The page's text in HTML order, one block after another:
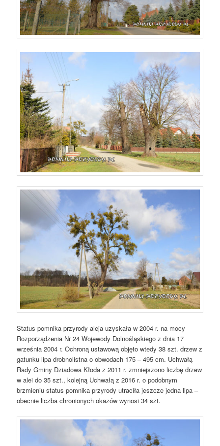
Status pomnika przyrody aleja uzyskała w 2004 r. na mocy
Rozporządzenia Nr 24 Wojewody Dolnośląskiego z dnia 17
września 2004 r. Ochroną ustawową objęto wtedy 38 szt. drzew z
gatunku lipa drobnolistna o obwodach 175 – 495 cm. Uchwałą
Rady Gminy Dziadowa Kłoda z 2011 r. zmniejszono liczbę drzew
w alei do 35 szt., kolejną Uchwałą z 2016 r. o podobnym
brzmieniu status pomnika przyrody utraciła jeszcze jedna lipa –
obecnie liczba chronionych okazów wynosi 34 szt.